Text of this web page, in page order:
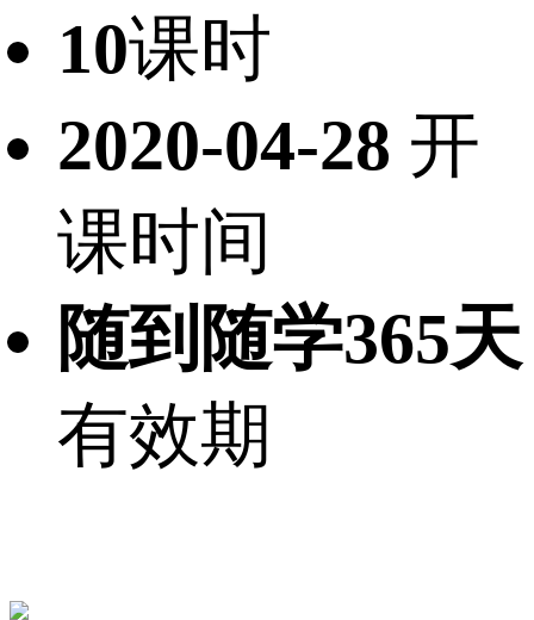
10课时
2020-04-28 开
课时间
随到随学365天
有效期